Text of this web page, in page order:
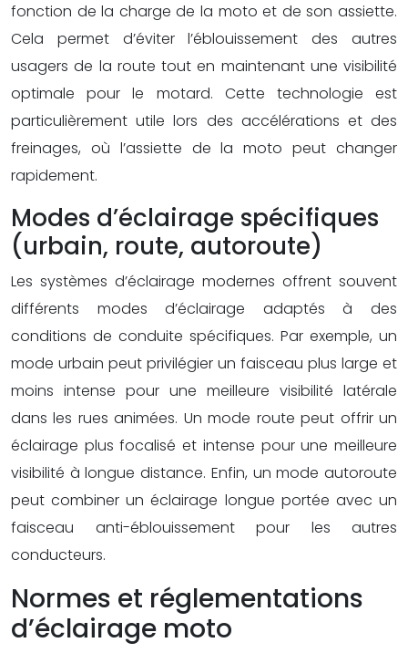
fonction de la charge de la moto et de son assiette.
Cela permet d’éviter l’éblouissement des autres
usagers de la route tout en maintenant une visibilité
optimale pour le motard. Cette technologie est
particulièrement utile lors des accélérations et des
freinages, où l’assiette de la moto peut changer
rapidement.
Modes d’éclairage spécifiques
(urbain, route, autoroute)
Les systèmes d’éclairage modernes offrent souvent
différents modes d’éclairage adaptés à des
conditions de conduite spécifiques. Par exemple, un
mode urbain peut privilégier un faisceau plus large et
moins intense pour une meilleure visibilité latérale
dans les rues animées. Un mode route peut offrir un
éclairage plus focalisé et intense pour une meilleure
visibilité à longue distance. Enfin, un mode autoroute
peut combiner un éclairage longue portée avec un
faisceau anti-éblouissement pour les autres
conducteurs.
Normes et réglementations
d’éclairage moto